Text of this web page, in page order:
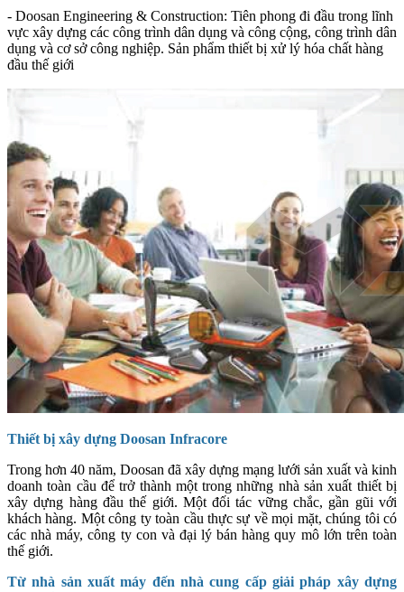
- Doosan Engineering & Construction: Tiên phong đi đầu trong lĩnh
vực xây dựng các công trình dân dụng và công cộng, công trình dân
dụng và cơ sở công nghiệp. Sản phẩm thiết bị xử lý hóa chất hàng
đầu thế giới
Thiết bị xây dựng Doosan Infracore
Trong hơn 40 năm, Doosan đã xây dựng mạng lưới sản xuất và kinh
doanh toàn cầu để trở thành một trong những nhà sản xuất thiết bị
xây dựng hàng đầu thế giới. Một đối tác vững chắc, gần gũi với
khách hàng. Một công ty toàn cầu thực sự về mọi mặt, chúng tôi có
các nhà máy, công ty con và đại lý bán hàng quy mô lớn trên toàn
thế giới.
Từ nhà sản xuất máy đến nhà cung cấp giải pháp xây dựng